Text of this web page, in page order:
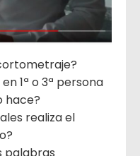
1ª o 3ª persona
hace?
realiza el